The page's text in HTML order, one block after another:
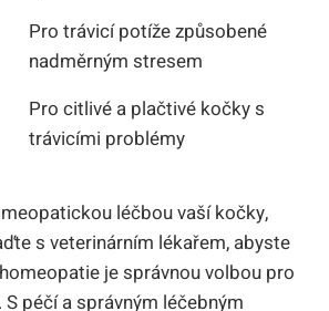
Pro​ trávicí ⁢potíže způsobené
nadměrným‌ stresem
Pro citlivé a plačtivé kočky ⁣s
trávicími ⁢problémy
léčbou vaší kočky,⁢
s veterinárním lékařem, abyste
⁤je⁣ správnou volbou pro‍
péčí a správným‌ léčebným